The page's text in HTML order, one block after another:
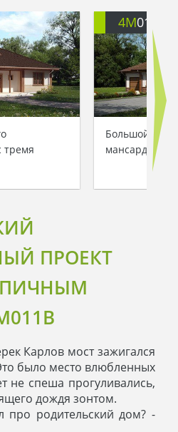
тремя
4M011G
Большой
мансардой и
ПРОЕКТ
Карлов мост зажигался
было место влюбленных
не спеша прогуливались,
дождя зонтом.
про родительский дом? -